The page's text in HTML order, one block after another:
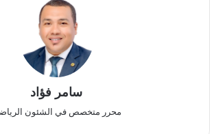
سامر فؤاد
محرر متخصص في الشئون